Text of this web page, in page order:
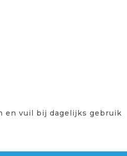
en vuil bij dagelijks gebruik